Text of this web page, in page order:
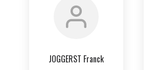
JOGGERST Franck